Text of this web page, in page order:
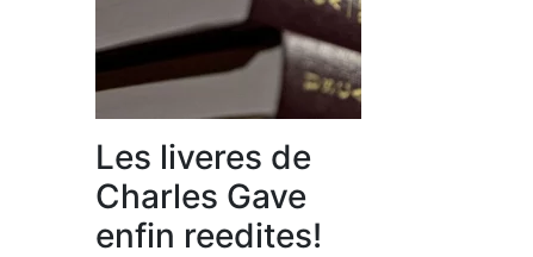
Les liveres de
Charles Gave
enfin reedites!